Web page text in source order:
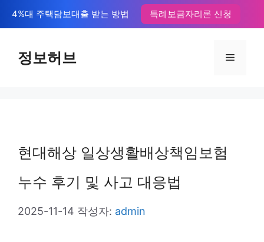
텐
4%대 주택담보대출 받는 방법 특례보금자리론 신청
정보허브 메
현대해상 일상생활배상책임보험
누수 후기 및 사고 대응법
2025-11-14 작성자: admin